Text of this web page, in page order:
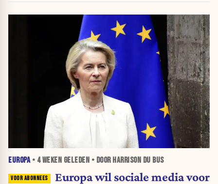
EUROPA• 4 WEKEN GELEDEN • DOOR HARRISON DU BUS
Europa wil sociale media voor